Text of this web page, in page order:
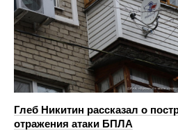
Глеб Никитин рассказал о
отражения атаки БПЛА